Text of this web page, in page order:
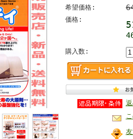
希望価格:
価格:
購入数: